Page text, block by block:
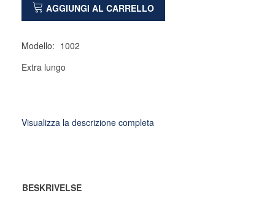
AGGIUNGI AL CARRELLO
Modello: 1002
Extra lungo
Visualizza la descrizione completa
BESKRIVELSE